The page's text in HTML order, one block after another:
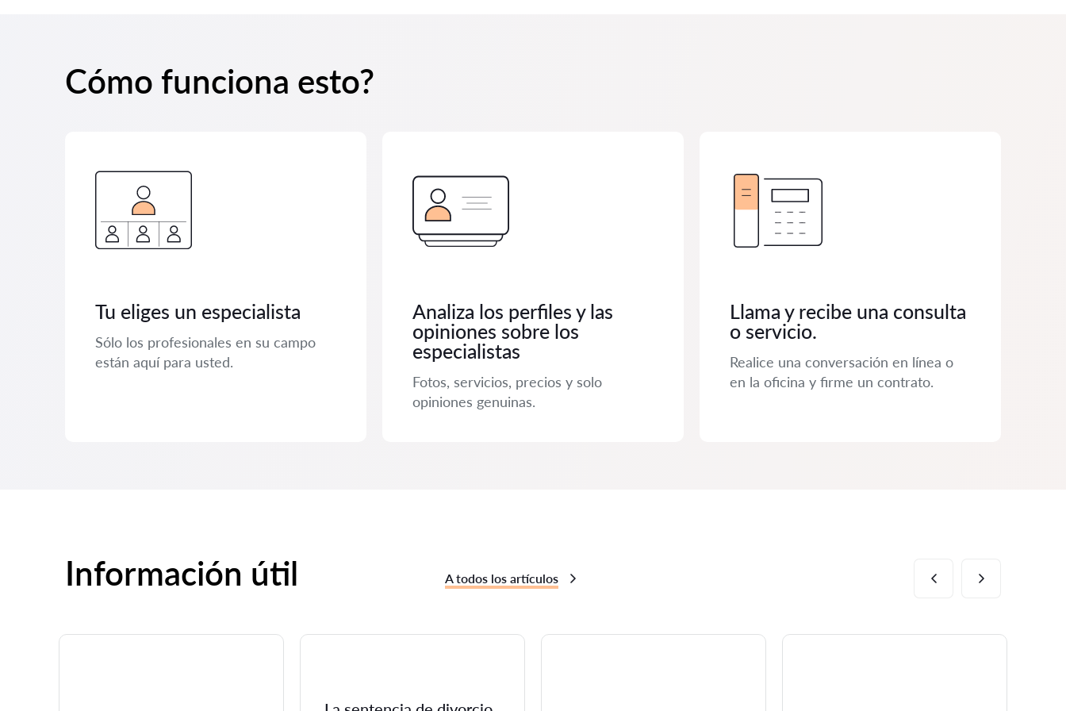
Cómo funciona esto?
Tu eliges un especialista
Sólo los profesionales en su campo
están aquí para usted.
Analiza los perfiles y las
opiniones sobre los
especialistas
Fotos, servicios, precios y solo
opiniones genuinas.
Llama y recibe una consulta
o servicio.
Realice una conversación en línea o
en la oficina y firme un contrato.
Información útil A todos los artículos